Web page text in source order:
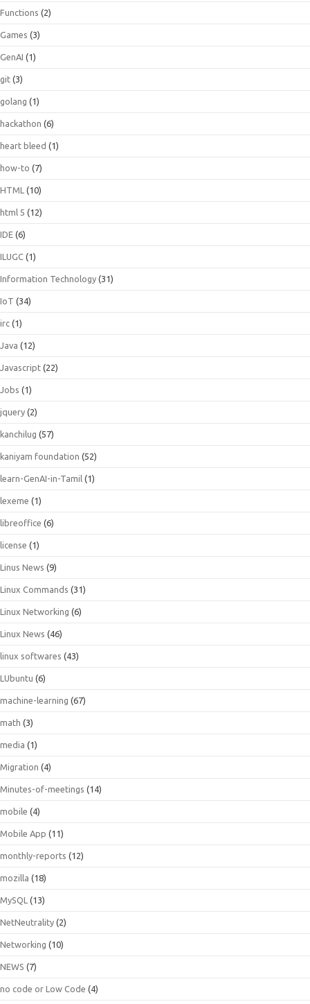
Functions (2)
Games (3)
GenAI (1)
git (3)
golang (1)
hackathon (6)
heart bleed (1)
how-to (7)
HTML (10)
html 5 (12)
IDE (6)
ILUGC (1)
Information Technology (31)
IoT (34)
irc (1)
Java (12)
Javascript (22)
Jobs (1)
jquery (2)
kanchilug (57)
kaniyam foundation (52)
learn-GenAI-in-Tamil (1)
lexeme (1)
libreoffice (6)
license (1)
Linus News (9)
Linux Commands (31)
Linux Networking (6)
Linux News (46)
linux softwares (43)
LUbuntu (6)
machine-learning (67)
math (3)
media (1)
Migration (4)
Minutes-of-meetings (14)
mobile (4)
Mobile App (11)
monthly-reports (12)
mozilla (18)
MySQL (13)
NetNeutrality (2)
Networking (10)
NEWS (7)
no code or Low Code (4)